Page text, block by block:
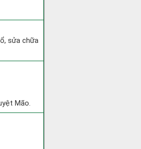
sửa chữa
Mão.